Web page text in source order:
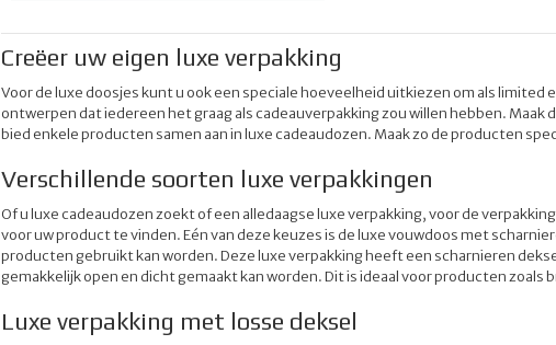
Creëer uw eigen luxe verpakking
Voor de luxe doosjes kunt u ook een speciale hoeveelheid uitkiezen om als
ontwerpen dat iedereen het graag als cadeauverpakking zou willen hebben.
bied enkele producten samen aan in luxe cadeaudozen. Maak zo de producten
Verschillende soorten luxe verpakkingen
Of u luxe cadeaudozen zoekt of een alledaagse luxe verpakking, voor de
voor uw product te vinden. Eén van deze keuzes is de luxe vouwdoos met
producten gebruikt kan worden. Deze luxe verpakking heeft een scharnieren
gemakkelijk open en dicht gemaakt kan worden. Dit is ideaal voor producten
Luxe verpakking met losse deksel